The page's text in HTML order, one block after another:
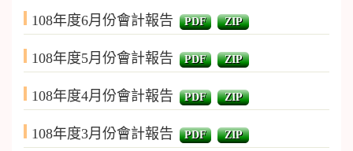
108年度6月份會計報告 PDF ZIP
108年度5月份會計報告 PDF ZIP
108年度4月份會計報告 PDF ZIP
108年度3月份會計報告 PDF ZIP